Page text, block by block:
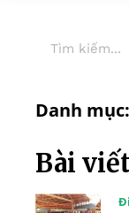
Danh mục:
Bài